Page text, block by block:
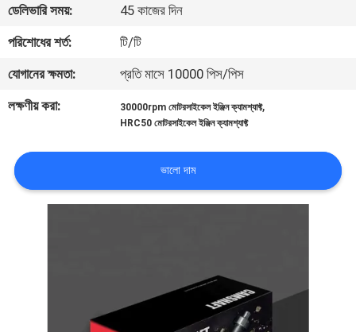
গুণমান
নিয়ন্ত্রণ
খবর
একটি
উদ্ধৃতি
অনুরোধ
ডেলিভারি সময়:
45 কাজের দিন
পরিশোধের শর্ত:
টি/টি
যোগানের ক্ষমতা:
প্রতি মাসে 10000 পিস/পিস
লক্ষণীয় করা:
30000rpm মোটরসাইকেল ইঞ্জিন ক্যামশ্যাফ্ট,
HRC50 মোটরসাইকেল ইঞ্জিন ক্যামশ্যাফ্ট
ভালো দাম